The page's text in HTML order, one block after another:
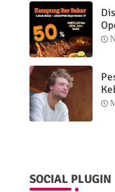
SOCIAL PLUGIN